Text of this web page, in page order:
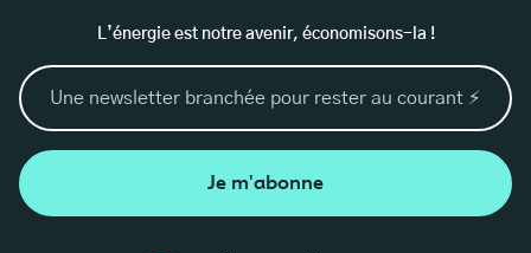
L’énergie est notre avenir, économisons-la !
Je m'abonne